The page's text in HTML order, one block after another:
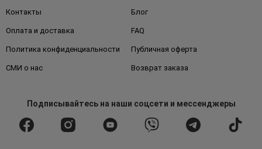
Контакты Блог
Оплата и доставка FAQ
Политика конфиденциальности Публичная оферта
СМИ о нас Возврат заказа
Подписывайтесьна наши соцсети и мессенджеры